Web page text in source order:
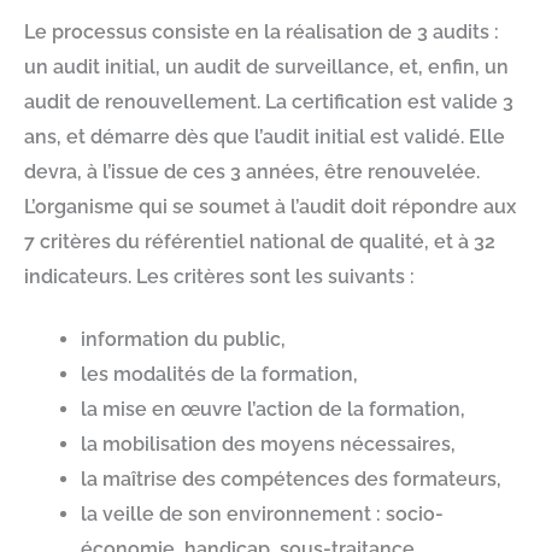
Le processus consiste en la réalisation de 3 audits :
un audit initial, un audit de surveillance, et, enfin, un
audit de renouvellement. La certification est valide 3
ans, et démarre dès que l’audit initial est validé. Elle
devra, à l’issue de ces 3 années, être renouvelée.
L’organisme qui se soumet à l’audit doit répondre aux
7 critères du référentiel national de qualité, et à 32
indicateurs. Les critères sont les suivants :
information du public,
les modalités de la formation,
la mise en œuvre l’action de la formation,
la mobilisation des moyens nécessaires,
la maîtrise des compétences des formateurs,
la veille de son environnement : socio-